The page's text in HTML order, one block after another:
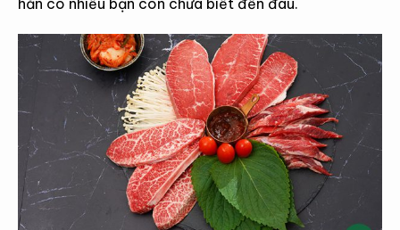
hẳn có nhiều bạn còn chưa biết đến đâu.